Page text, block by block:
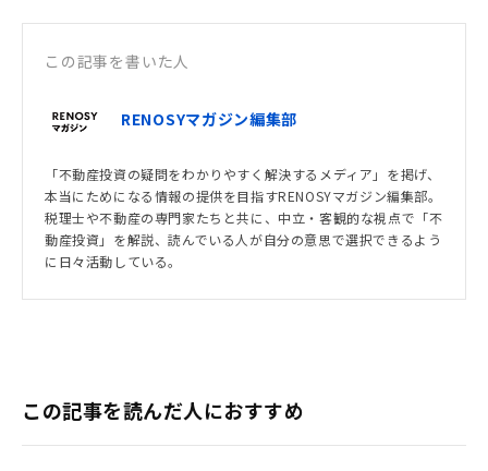
この記事を書いた人
RENOSYマガジン編集部
「不動産投資の疑問をわかりやすく解決するメディア」を掲げ、
本当にためになる情報の提供を目指すRENOSYマガジン編集部。
税理士や不動産の専門家たちと共に、中立・客観的な視点で「不
動産投資」を解説、読んでいる人が自分の意思で選択できるよう
に日々活動している。
この記事を読んだ人におすすめ